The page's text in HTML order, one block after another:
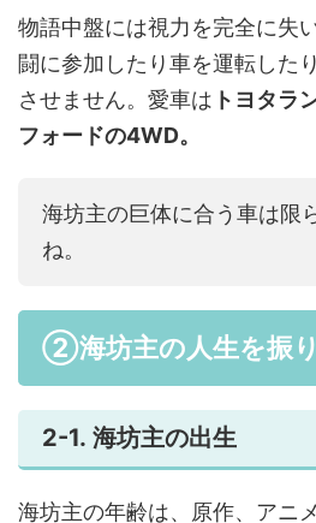
物語中盤には視力を完全に失
闘に参加したり車を運転した
させません。愛車は トヨタラ
フォードの4WD。
海坊主の巨体に合う車は限
ね。
②海坊主の人生を振
2-1. 海坊主の出生
海坊主の年齢は、原作、アニ